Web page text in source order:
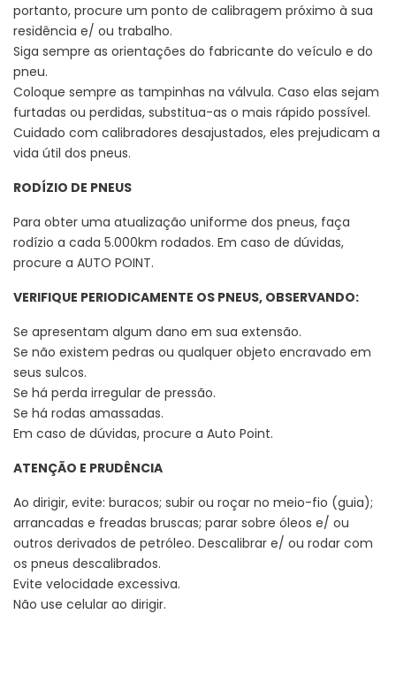
portanto, procure um ponto de calibragem próximo à sua
residência e/ ou trabalho.
Siga sempre as orientações do fabricante do veículo e do
pneu.
Coloque sempre as tampinhas na válvula. Caso elas sejam
furtadas ou perdidas, substitua-as o mais rápido possível.
Cuidado com calibradores desajustados, eles prejudicam a
vida útil dos pneus.
RODÍZIO DE PNEUS
Para obter uma atualização uniforme dos pneus, faça
rodízio a cada 5.000km rodados. Em caso de dúvidas,
procure a AUTO POINT.
VERIFIQUE PERIODICAMENTE OS PNEUS, OBSERVANDO:
Se apresentam algum dano em sua extensão.
Se não existem pedras ou qualquer objeto encravado em
seus sulcos.
Se há perda irregular de pressão.
Se há rodas amassadas.
Em caso de dúvidas, procure a Auto Point.
ATENÇÃO E PRUDÊNCIA
Ao dirigir, evite: buracos; subir ou roçar no meio-fio (guia);
arrancadas e freadas bruscas; parar sobre óleos e/ ou
outros derivados de petróleo. Descalibrar e/ ou rodar com
os pneus descalibrados.
Evite velocidade excessiva.
Não use celular ao dirigir.